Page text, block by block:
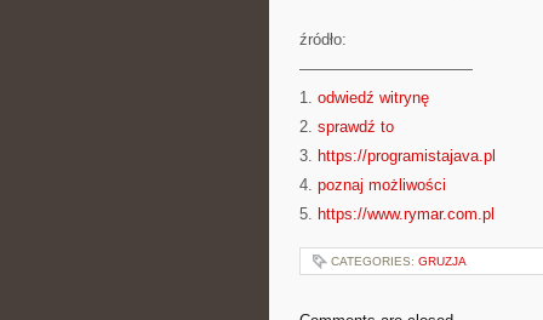
źródło:
———————————
1. odwiedź witrynę
2. sprawdź to
3. https://programistajava.pl
4. poznaj możliwości
5. https://www.rymar.com.pl
CATEGORIES: GRUZJA